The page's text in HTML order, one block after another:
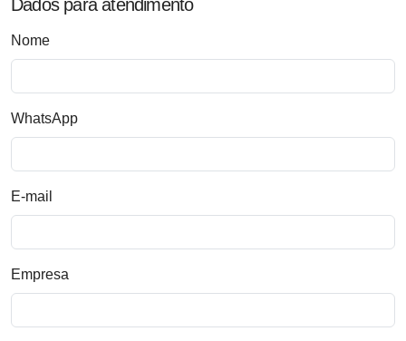
Dados para atendimento
Nome
WhatsApp
E-mail
Empresa